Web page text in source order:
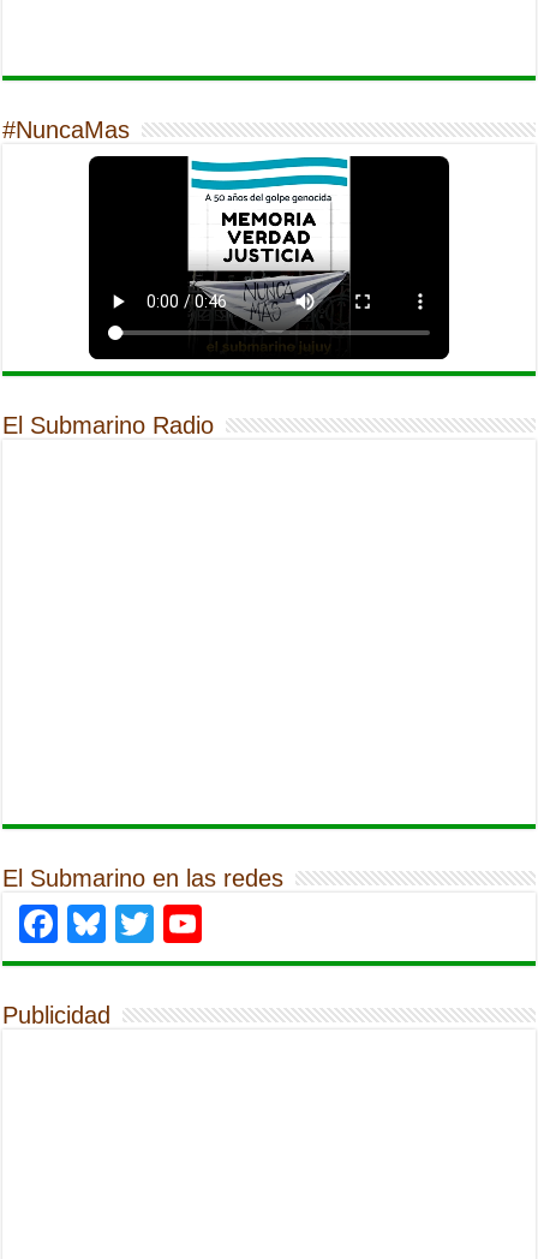
#NuncaMas
El Submarino Radio
El Submarino en las redes
Facebook
Bluesky
Twitter
Publicidad